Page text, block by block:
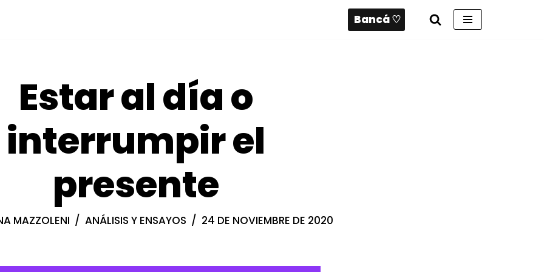
Bancá ♡
Estar al día o
interrumpir el
presente
MAZZOLENI ANÁLISIS Y ENSAYOS 24 DE NOVIEMBRE DE 2020